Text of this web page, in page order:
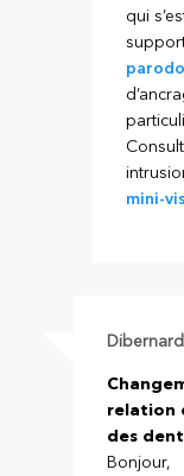
qui
mini-
Dibernard
relation
des
Bonjour,